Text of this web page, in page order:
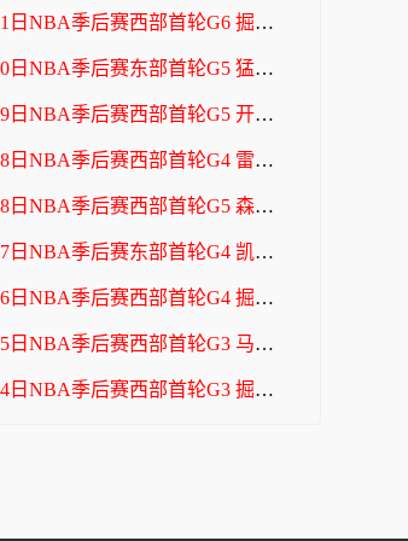
季后赛西部首轮G6 掘金 - 森林狼 全场录像
NBA季后赛东部首轮G5 猛龙 - 骑士 全场录像
季后赛西部首轮G5 开拓者 - 马刺 全场录像
NBA季后赛西部首轮G4 雷霆 - 太阳 全场录像
季后赛西部首轮G5 森林狼 - 掘金 全场录像
季后赛东部首轮G4 凯尔特人 - 76人 全场录像
季后赛西部首轮G4 掘金 - 森林狼 全场录像
季后赛西部首轮G3 马刺 - 开拓者 全场录像
季后赛西部首轮G3 掘金 - 森林狼 全场录像